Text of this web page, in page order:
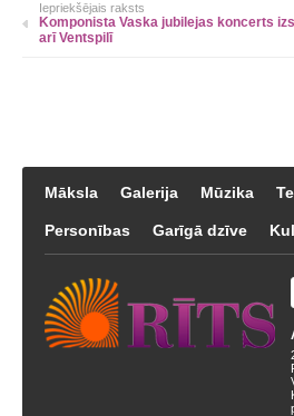
Iepriekšējais raksts
Komponista Vaska jubilejas koncerts
arī Ventspilī
Māksla Galerija Mūzika
Personības Garīgā dzīve